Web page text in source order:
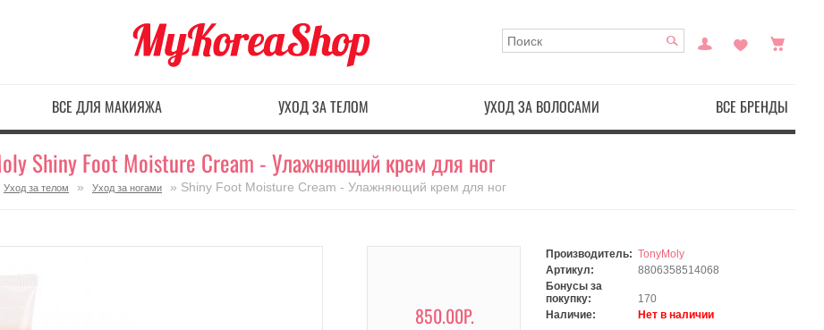
ВСЕ ДЛЯ МАКИЯЖА УХОД ЗА ТЕЛОМ УХОД ЗА ВОЛОСАМИ ВСЕ БРЕНДЫ
Shiny Foot Moisture Cream - Улажняющий крем для ног
Уход за телом » Уход за ногами » Shiny Foot Moisture Cream - Улажняющий крем для ног
850.00Р.
Производитель: TonyMoly
Артикул:
8806358514068
Бонусы за
покупку:
170
Наличие:
Нет в наличии